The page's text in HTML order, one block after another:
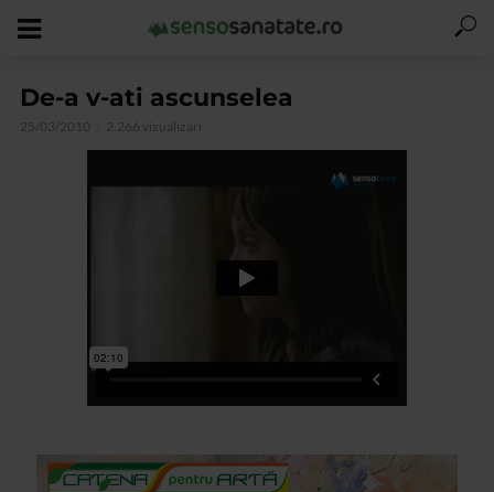
De-a v-ati ascunselea
25/03/2010 2.266 vizualizari